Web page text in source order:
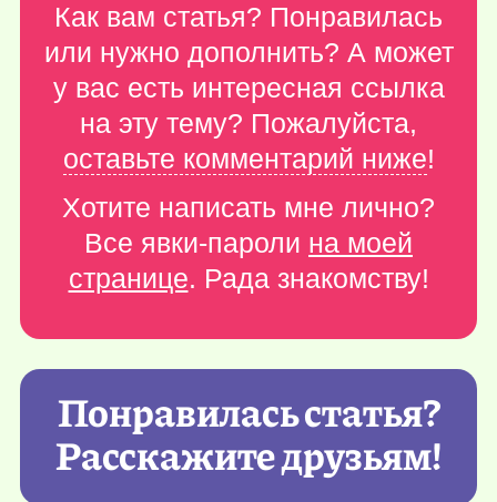
Как вам статья? Понравилась
или нужно дополнить? А может
у вас есть интересная ссылка
на эту тему? Пожалуйста,
оставьте комментарий ниже!
Хотите написать мне лично?
Все явки-пароли на моей
странице. Рада знакомству!
Понравилась статья?
Расскажите друзьям!